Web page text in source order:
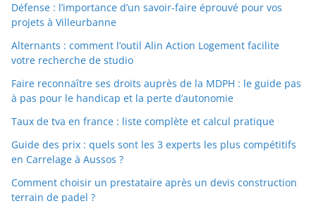
Défense : l’importance d’un savoir-faire éprouvé pour vos
projets à Villeurbanne
Alternants : comment l’outil Alin Action Logement facilite
votre recherche de studio
Faire reconnaître ses droits auprès de la MDPH : le guide pas
à pas pour le handicap et la perte d’autonomie
Taux de tva en france : liste complète et calcul pratique
Guide des prix : quels sont les 3 experts les plus compétitifs
en Carrelage à Aussos ?
Comment choisir un prestataire après un devis construction
terrain de padel ?